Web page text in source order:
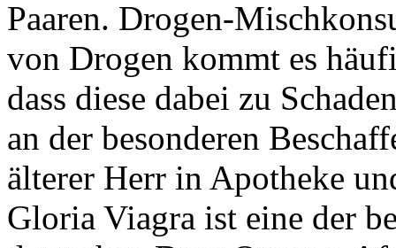
Paaren. Drogen-
von Drogen kommt es
dass diese dabei zu
an der besonderen
älterer Herr in Apotheke
Gloria Viagra ist eine der